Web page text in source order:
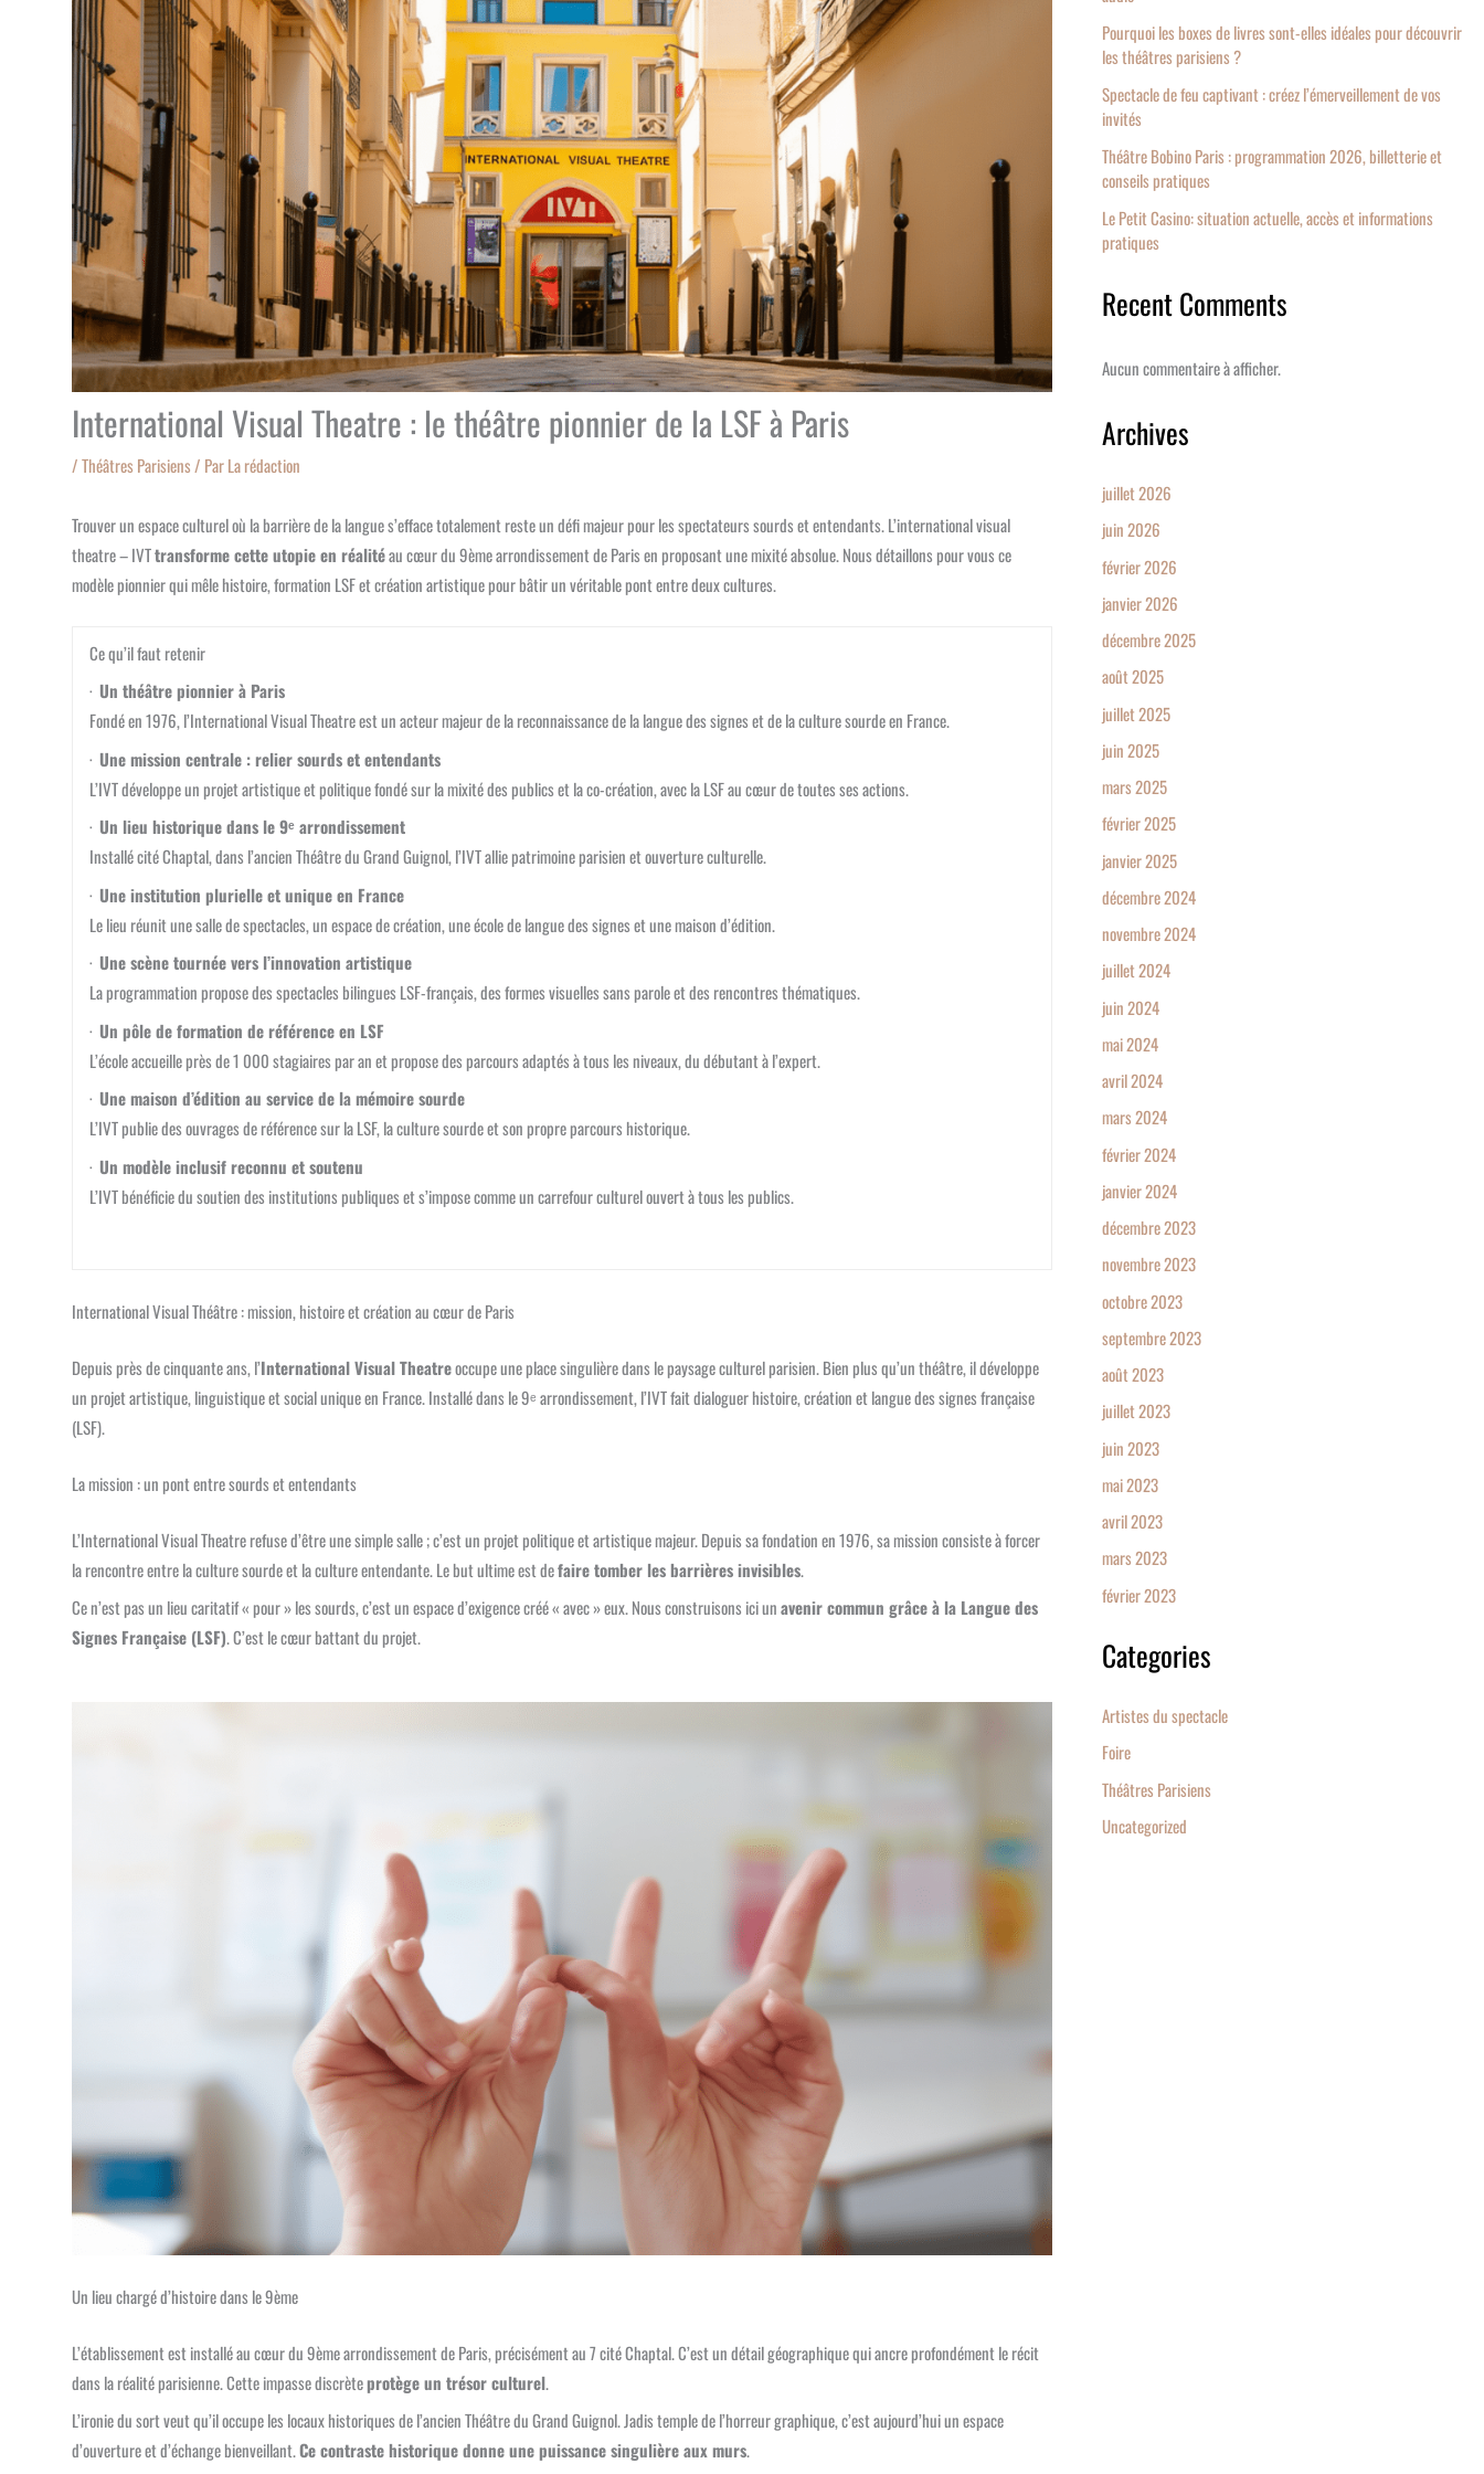
International Visual Theatre : le théâtre pionnier de la LSF à Paris
/Théâtres Parisiens / ParLa rédaction
Trouver un espace culturel où la barrière de la langue s’efface totalement reste un défi majeur pour les spectateurs sourds et entendants. L’international visual
theatre – IVTtransforme cette utopie en réalitéau cœur du 9ème arrondissement de Paris en proposant une mixité absolue. Nous détaillons pour vous ce
modèle pionnier qui mêle histoire, formation LSF et création artistique pour bâtir un véritable pont entre deux cultures.
Ce qu’il faut retenir
· Un théâtre pionnier à Paris
Fondé en 1976, l’International Visual Theatre est un acteur majeur de la reconnaissance de la langue des signes et de la culture sourde en France.
· Une mission centrale : relier sourds et entendants
L’IVT développe un projet artistique et politique fondé sur la mixité des publics et la co-création, avec la LSF au cœur de toutes ses actions.
· Un lieu historique dans le 9ᵉ arrondissement
Installé cité Chaptal, dans l’ancien Théâtre du Grand Guignol, l’IVT allie patrimoine parisien et ouverture culturelle.
· Une institution plurielle et unique en France
Le lieu réunit une salle de spectacles, un espace de création, une école de langue des signes et une maison d’édition.
· Une scène tournée vers l’innovation artistique
La programmation propose des spectacles bilingues LSF-français, des formes visuelles sans parole et des rencontres thématiques.
· Un pôle de formation de référence en LSF
L’école accueille près de 1 000 stagiaires par an et propose des parcours adaptés à tous les niveaux, du débutant à l’expert.
· Une maison d’édition au service de la mémoire sourde
L’IVT publie des ouvrages de référence sur la LSF, la culture sourde et son propre parcours historique.
· Un modèle inclusif reconnu et soutenu
L’IVT bénéficie du soutien des institutions publiques et s’impose comme un carrefour culturel ouvert à tous les publics.
International Visual Théâtre : mission, histoire et création au cœur de Paris
Depuis près de cinquante ans, l’International Visual Theatreoccupe une place singulière dans le paysage culturel parisien. Bien plus qu’un théâtre, il développe
un projet artistique, linguistique et social unique en France. Installé dans le 9ᵉ arrondissement, l’IVT fait dialoguer histoire, création et langue des signes française
(LSF).
La mission : un pont entre sourds et entendants
L’International Visual Theatre refuse d’être une simple salle ; c’est un projet politique et artistique majeur. Depuis sa fondation en 1976, sa mission consiste à forcer
la rencontre entre la culture sourde et la culture entendante. Le but ultime est defaire tomber les barrières invisibles.
Ce n’est pas un lieu caritatif « pour » les sourds, c’est un espace d’exigence créé « avec » eux. Nous construisons ici unavenir commun grâce à la Langue des
Signes Française (LSF). C’est le cœur battant du projet.
Un lieu chargé d’histoire dans le 9ème
L’établissement est installé au cœur du 9ème arrondissement de Paris, précisément au 7 cité Chaptal. C’est un détail géographique qui ancre profondément le récit
dans la réalité parisienne. Cette impasse discrèteprotège un trésor culturel.
L’ironie du sort veut qu’il occupe les locaux historiques de l’ancien Théâtre du Grand Guignol. Jadis temple de l’horreur graphique, c’est aujourd’hui un espace
d’ouverture et d’échange bienveillant.Ce contraste historique donne une puissance singulière aux murs.
Pourquoi les boxes de livres sont-elles idéales pour découvrir
les théâtres parisiens ?
Spectacle de feu captivant : créez l’émerveillement de vos
invités
Théâtre Bobino Paris : programmation 2026, billetterie et
conseils pratiques
Le Petit Casino: situation actuelle, accès et informations
pratiques
Recent Comments
Aucun commentaire à afficher.
Archives
juillet 2026
juin 2026
février 2026
janvier 2026
décembre 2025
août 2025
juillet 2025
juin 2025
mars 2025
février 2025
janvier 2025
décembre 2024
novembre 2024
juillet 2024
juin 2024
mai 2024
avril 2024
mars 2024
février 2024
janvier 2024
décembre 2023
novembre 2023
octobre 2023
septembre 2023
août 2023
juillet 2023
juin 2023
mai 2023
avril 2023
mars 2023
février 2023
Categories
Artistes du spectacle
Foire
Théâtres Parisiens
Uncategorized